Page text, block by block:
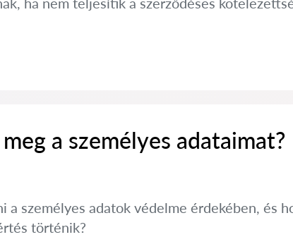
a személyes adataimat?
személyes adatok védelme érdekében, és
történik?